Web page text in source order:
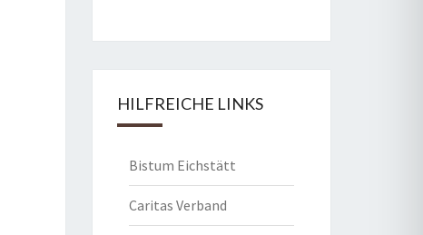
HILFREICHE LINKS
Bistum Eichstätt
Caritas Verband